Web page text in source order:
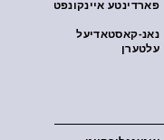
פארדינטע איינקונפט
נאנ-קאסטאדיעל
עלטערן